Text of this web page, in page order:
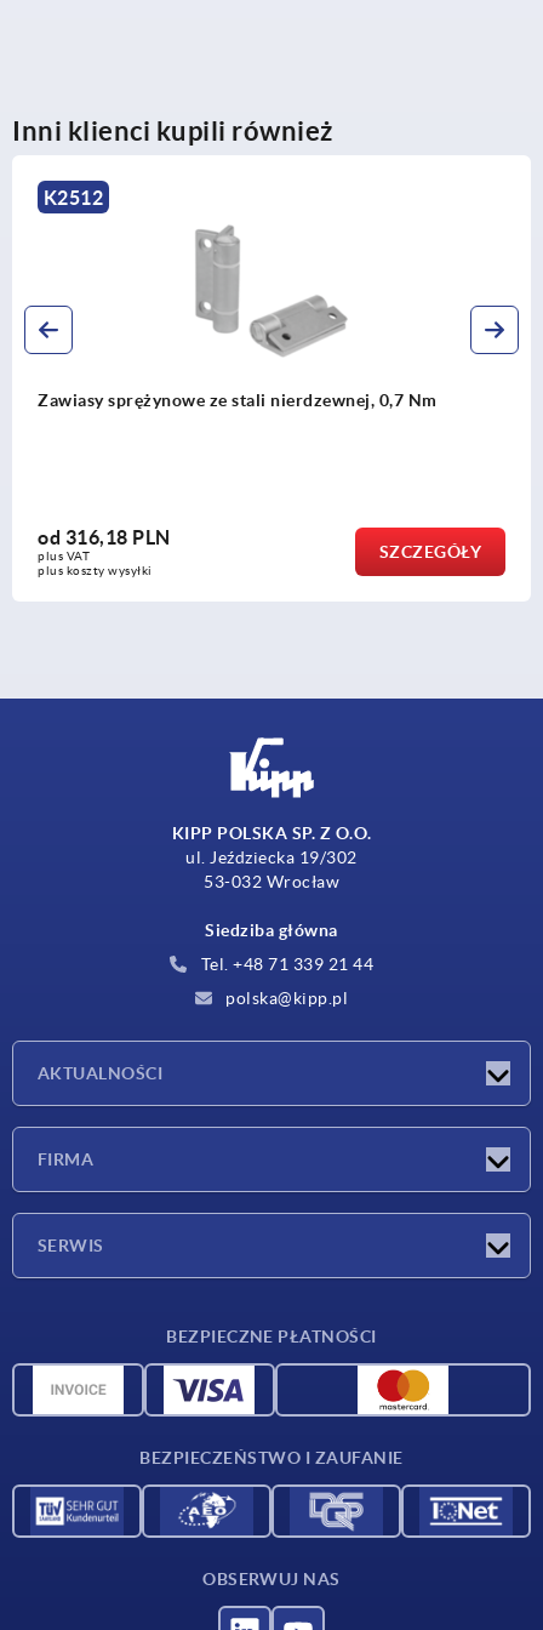
Inni klienci kupili również
nierdzewnej, 0,7 Nm
Zawiasy sprężynowe ze
od
plus VAT
plus koszty wysyłki
KIPP POLSKA SP. Z O.O.
ul. Jeździecka 19/302
53-032 Wrocław
Siedziba główna
Tel. +48 71 339 21 44
polska@kipp.pl
AKTUALNOŚCI
FIRMA
SERWIS
Dane CAD
BEZPIECZNE PŁATNOŚCI
BEZPIECZEŃSTWO I ZAUFANIE
OBSERWUJ NAS